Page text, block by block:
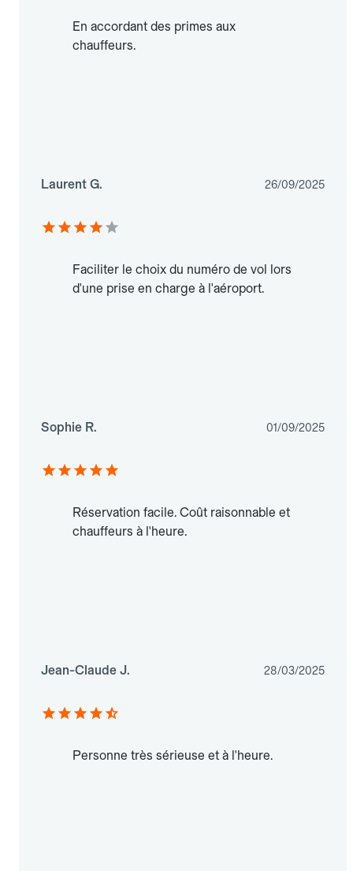
En accordant des primes aux
chauffeurs.
Laurent G. 26/09/2025
Faciliter le choix du numéro de vol lors
d'une prise en charge à l'aéroport.
Sophie R. 01/09/2025
Réservation facile. Coût raisonnable et
chauffeurs à l'heure.
Jean-Claude J. 28/03/2025
Personne très sérieuse et à l'heure.